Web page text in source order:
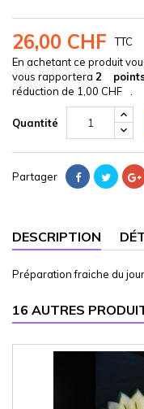
26,00 CHF
TTC
En achetant ce produit
vous rapportera 2
réduction de 1,00 CHF
Quantité
Partager
DESCRIPTION
Préparation fraiche du jour
16 AUTRES